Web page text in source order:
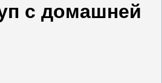
с домашней